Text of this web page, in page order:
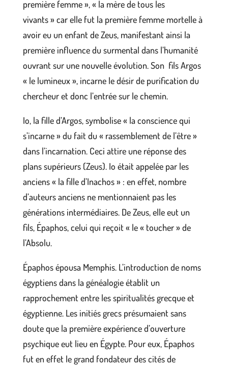
première femme », « la mère de tous les
vivants » car elle fut la première femme mortelle à
avoir eu un enfant de Zeus, manifestant ainsi la
première influence du surmental dans l’humanité
ouvrant sur une nouvelle évolution. Son fils Argos
« le lumineux », incarne le désir de purification du
chercheur et donc l’entrée sur le chemin.
Io, la fille d’Argos, symbolise « la conscience qui
s’incarne » du fait du « rassemblement de l’être »
dans l’incarnation. Ceci attire une réponse des
plans supérieurs (Zeus). Io était appelée par les
anciens « la fille d’Inachos » : en effet, nombre
d’auteurs anciens ne mentionnaient pas les
générations intermédiaires. De Zeus, elle eut un
fils, Épaphos, celui qui reçoit « le « toucher » de
l’Absolu.
Épaphos épousa Memphis. L’introduction de noms
égyptiens dans la généalogie établit un
rapprochement entre les spiritualités grecque et
égyptienne. Les initiés grecs présumaient sans
doute que la première expérience d’ouverture
psychique eut lieu en Égypte. Pour eux, Épaphos
fut en effet le grand fondateur des cités de